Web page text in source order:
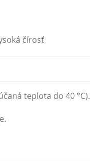
čírosť
teplota do 40 °C).